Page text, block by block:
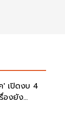
' เปิดงบ 4
องยัง